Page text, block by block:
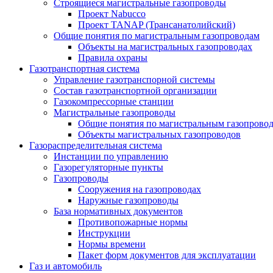
Строящиеся магистральные газопроводы
Проект Nabucco
Проект TANAP (Трансанатолийский)
Общие понятия по магистральным газопроводам
Объекты на магистральных газопроводах
Правила охраны
Газотранспортная система
Управление газотранспорной системы
Состав газотранспортной организации
Газокомпрессорные станции
Магистральные газопроводы
Общие понятия по магистральным
Объекты магистральных газопроводов
Газораспределительная система
Инстанции по управлению
Газорегуляторные пункты
Газопроводы
Сооружения на газопроводах
Наружные газопроводы
База нормативных документов
Противопожарные нормы
Инструкции
Нормы времени
Пакет форм документов для эксплуатации
Газ и автомобиль